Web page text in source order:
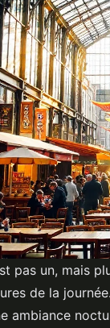
pas un, mais
de la
ambiance